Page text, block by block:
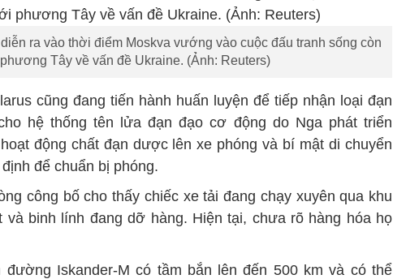
ra vào thời điểm Moskva vướng vào cuộc đấu tranh sống còn
Tây về vấn đề Ukraine. (Ảnh: Reuters)
cũng đang tiến hành huấn luyện để tiếp nhận loại đạn
hệ thống tên lửa đạn đạo cơ động do Nga phát triển
động chất đạn dược lên xe phóng và bí mật di chuyển
để chuẩn bị phóng.
công bố cho thấy chiếc xe tải đang chạy xuyên qua khu
và binh lính đang dỡ hàng. Hiện tại, chưa rõ hàng hóa họ
đường Iskander-M có tầm bắn lên đến 500 km và có thể